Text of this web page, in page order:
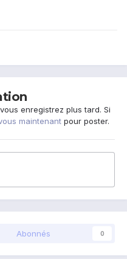
enregistrez plus tard. Si
maintenant pour poster.
Abonnés 0